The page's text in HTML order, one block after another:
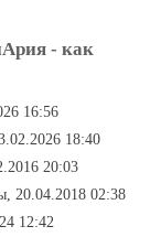
- как
16:56
18:40
20:03
20.04.2018 02:38
12:42